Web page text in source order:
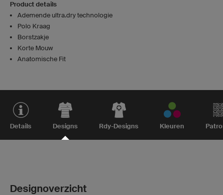
Product details
Ademende ultra.dry technologie
Polo Kraag
Borstzakje
Korte Mouw
Anatomische Fit
Details Designs Rdy-Designs Kleuren
Designoverzicht